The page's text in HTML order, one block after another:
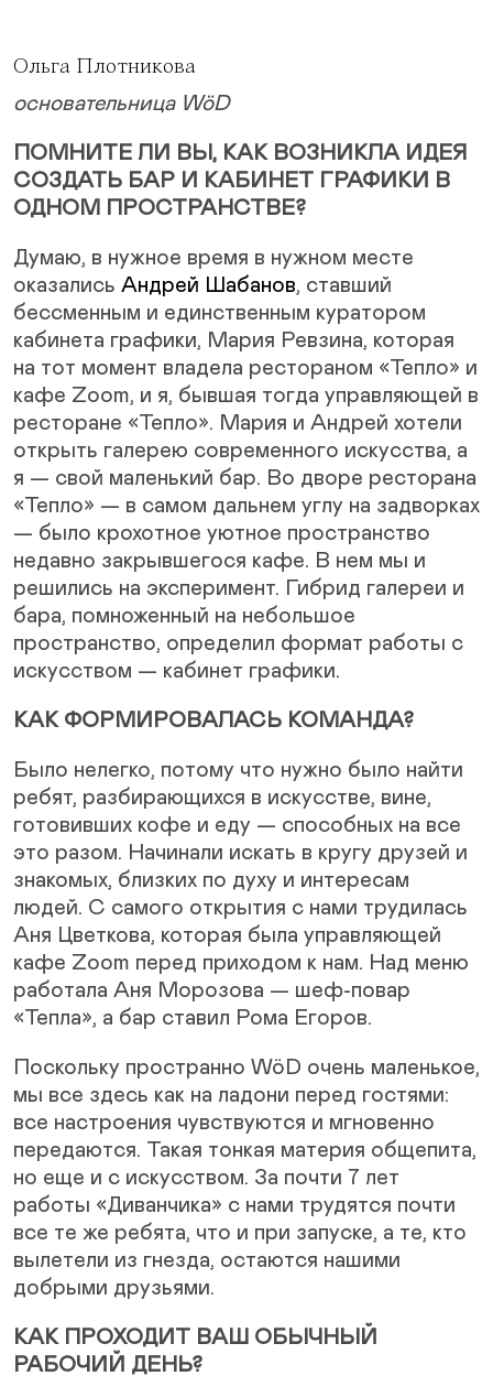
Ольга Плотникова
основательница WöD
ПОМНИТЕ ЛИ ВЫ, КАК ВОЗНИКЛА ИДЕЯ
СОЗДАТЬ БАР И КАБИНЕТ ГРАФИКИ В
ОДНОМ ПРОСТРАНСТВЕ?
Думаю, в нужное время в нужном месте
оказались Андрей Шабанов, ставший
бессменным и единственным куратором
кабинета графики, Мария Ревзина, которая
на тот момент владела рестораном «Тепло» и
кафе Zoom, и я, бывшая тогда управляющей в
ресторане «Тепло». Мария и Андрей хотели
открыть галерею современного искусства, а
я — свой маленький бар. Во дворе ресторана
«Тепло» — в самом дальнем углу на задворках
— было крохотное уютное пространство
недавно закрывшегося кафе. В нем мы и
решились на эксперимент. Гибрид галереи и
бара, помноженный на небольшое
пространство, определил формат работы с
искусством — кабинет графики.
КАК ФОРМИРОВАЛАСЬ КОМАНДА?
Было нелегко, потому что нужно было найти
ребят, разбирающихся в искусстве, вине,
готовивших кофе и еду — способных на все
это разом. Начинали искать в кругу друзей и
знакомых, близких по духу и интересам
людей. С самого открытия с нами трудилась
Аня Цветкова, которая была управляющей
кафе Zoom перед приходом к нам. Над меню
работала Аня Морозова — шеф-повар
«Тепла», а бар ставил Рома Егоров.
Поскольку пространно WöD очень маленькое,
мы все здесь как на ладони перед гостями:
все настроения чувствуются и мгновенно
передаются. Такая тонкая материя общепита,
но еще и с искусством. За почти 7 лет
работы «Диванчика» с нами трудятся почти
все те же ребята, что и при запуске, а те, кто
вылетели из гнезда, остаются нашими
добрыми друзьями.
КАК ПРОХОДИТ ВАШ ОБЫЧНЫЙ
РАБОЧИЙ ДЕНЬ?